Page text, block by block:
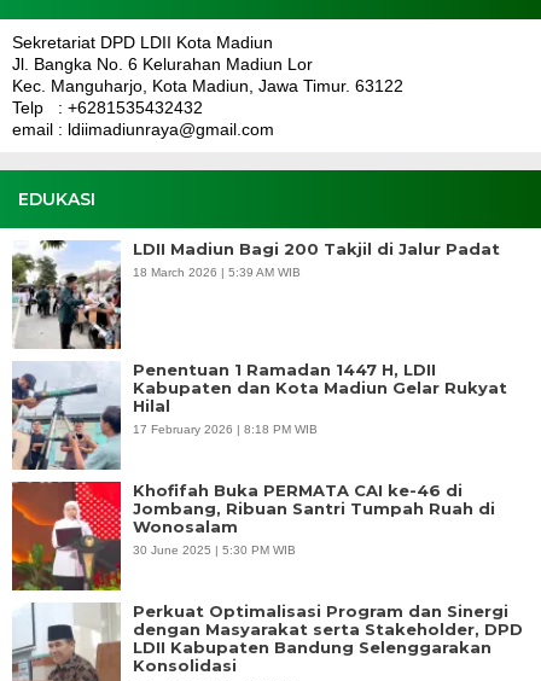
Sekretariat DPD LDII Kota Madiun
Jl. Bangka No. 6 Kelurahan Madiun Lor
Kec. Manguharjo, Kota Madiun, Jawa Timur. 63122
Telp : +6281535432432
email : ldiimadiunraya@gmail.com
EDUKASI
LDII Madiun Bagi 200 Takjil di Jalur Padat
18 March 2026 | 5:39 AM WIB
Penentuan 1 Ramadan 1447 H, LDII
Kabupaten dan Kota Madiun Gelar Rukyat
Hilal
17 February 2026 | 8:18 PM WIB
Khofifah Buka PERMATA CAI ke-46 di
Jombang, Ribuan Santri Tumpah Ruah di
Wonosalam
30 June 2025 | 5:30 PM WIB
Perkuat Optimalisasi Program dan Sinergi
dengan Masyarakat serta Stakeholder, DPD
LDII Kabupaten Bandung Selenggarakan
Konsolidasi